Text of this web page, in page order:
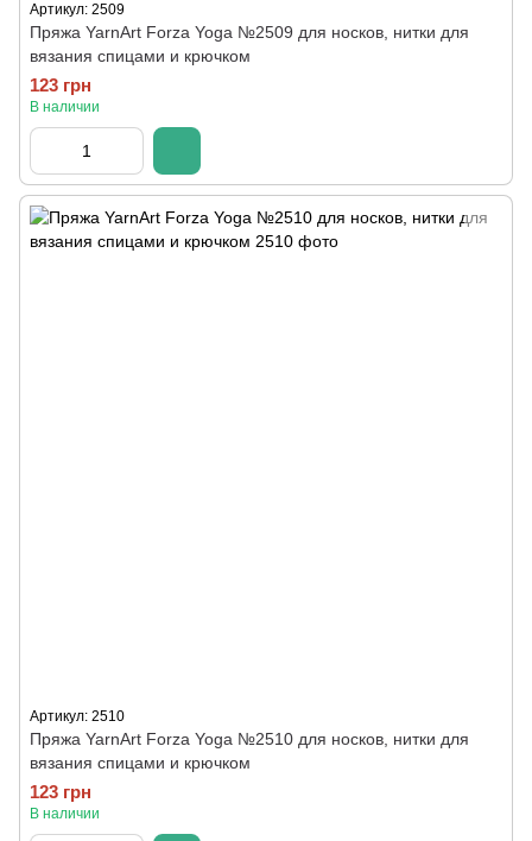
Артикул: 2509
Пряжа YarnArt Forza Yoga №2509 для носков, нитки для
вязания спицами и крючком
123 грн
В наличии
Артикул: 2510
Пряжа YarnArt Forza Yoga №2510 для носков, нитки для
вязания спицами и крючком
123 грн
В наличии